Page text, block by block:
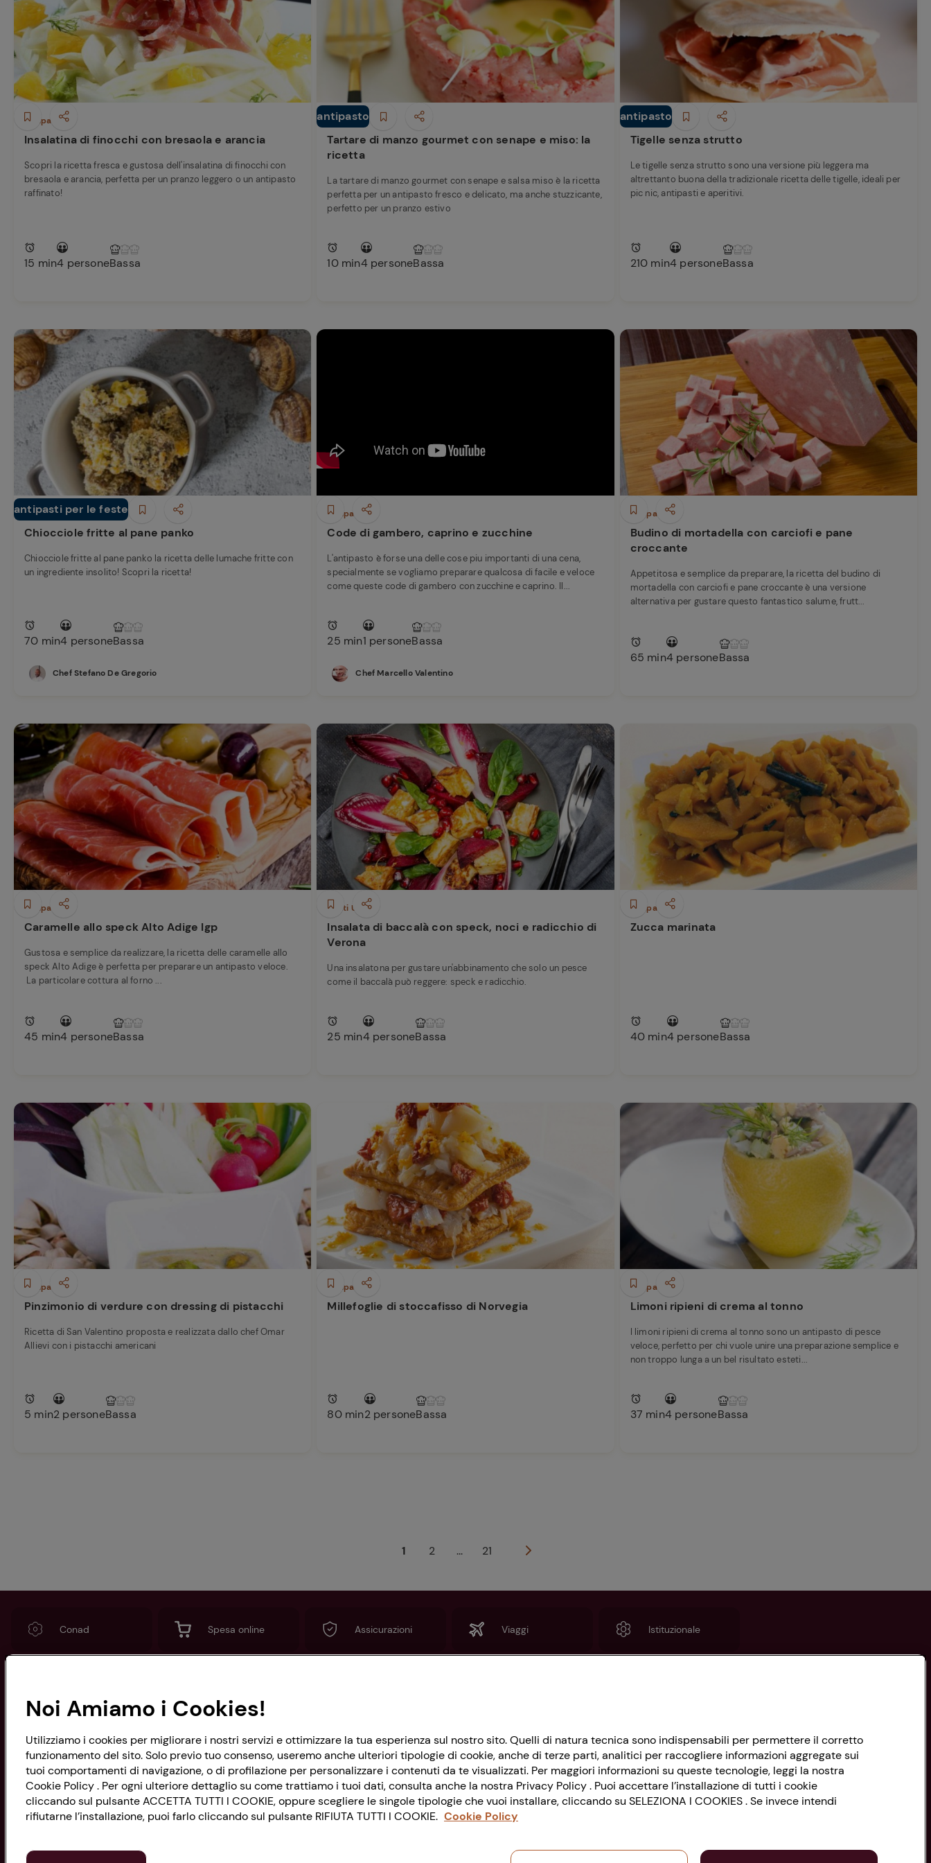
Cavolo romanesco al
forno con ‘nduja
Tagliolini freschi con
limone nero bruciato,
Caciocavallo, burro e
scampi
Finferli, animelle e
salsa ai frutti rossi
Bisque di gamberi:
l'ideale per insaporire
i tuoi piatti di pesce!
Ricette di Plumcake:
tutte i modi per
prepararlo
Come affumicare:
legna ed erbe da
usare
Antipasti
Insalatina di finocchi con bresaola e arancia
Scopri la ricetta fresca e gustosa dell'insalatina di finocchi con
bresaola e arancia, perfetta per un pranzo leggero o un antipasto
raffinato!
15 min4 personeBassa
antipasto
Antipasti
Tartare di manzo gourmet con senape e miso: la
ricetta
La tartare di manzo gourmet con senape e salsa miso è la ricetta
perfetta per un antipasto fresco e delicato, ma anche stuzzicante,
perfetto per un pranzo estivo
10 min4 personeBassa
antipasto
Antipasti
Tigelle senza strutto
Le tigelle senza strutto sono una versione più leggera ma
altrettanto buona della tradizionale ricetta delle tigelle, ideali per
pic nic, antipasti e aperitivi.
210 min4 personeBassa
antipasti per le feste
Antipasti
Chiocciole fritte al pane panko
Chiocciole fritte al pane panko la ricetta delle lumache fritte con
un ingrediente insolito! Scopri la ricetta!
70 min4 personeBassa
Chef Stefano De Gregorio
Antipasti
Code di gambero, caprino e zucchine
L'antipasto è forse una delle cose piu importanti di una cena,
specialmente se vogliamo preparare qualcosa di facile e veloce
come queste code di gambero con zucchine e caprino. Il...
25 min1 personeBassa
Chef Marcello Valentino
Antipasti
Budino di mortadella con carciofi e pane
croccante
Appetitosa e semplice da preparare, la ricetta del budino di
mortadella con carciofi e pane croccante è una versione
alternativa per gustare questo fantastico salume, frutt...
65 min4 personeBassa
Antipasti
Caramelle allo speck Alto Adige Igp
Gustosa e semplice da realizzare, la ricetta delle caramelle allo
speck Alto Adige è perfetta per preparare un antipasto veloce.
La particolare cottura al forno ...
45 min4 personeBassa
Piatti Unici
Insalata di baccalà con speck, noci e radicchio di
Verona
Una insalatona per gustare un'abbinamento che solo un pesce
come il baccalà può reggere: speck e radicchio.
25 min4 personeBassa
Antipasti
Zucca marinata
40 min4 personeBassa
Antipasti
Pinzimonio di verdure con dressing di pistacchi
Ricetta di San Valentino proposta e realizzata dallo chef Omar
Allievi con i pistacchi americani
5 min2 personeBassa
Antipasti
Millefoglie di stoccafisso di Norvegia
80 min2 personeBassa
Antipasti
Limoni ripieni di crema al tonno
I limoni ripieni di crema al tonno sono un antipasto di pesce
veloce, perfetto per chi vuole unire una preparazione semplice e
non troppo lunga a un bel risultato esteti...
37 min4 personeBassa
1 2 ... 21
Conad Spesa online Assicurazioni Viaggi Istituzionale
Privacy Policy
Cookie Policy
Impostazioni Cookie
Accessibilità
CONAD SOCIETÀ COOPERATIVA
Via Michelino, 59 | 40127 BOLOGNA
Codice Fiscale e Registro Imprese
di Bologna 00865960157
PARTITA IVA 03320960374
Servizio clienti
Ricette preferite
Noi Amiamo i Cookies!
Utilizziamo i cookies per migliorare i nostri servizi e ottimizzare la tua esperienza sul nostro sito. Quelli di natura tecnica sono indispensabili per permettere il corretto
funzionamento del sito. Solo previo tuo consenso, useremo anche ulteriori tipologie di cookie, anche di terze parti, analitici per raccogliere informazioni aggregate sui
tuoi comportamenti di navigazione, o di profilazione per personalizzare i contenuti da te visualizzati. Per maggiori informazioni su queste tecnologie, leggi la nostra
Cookie Policy . Per ogni ulteriore dettaglio su come trattiamo i tuoi dati, consulta anche la nostra Privacy Policy . Puoi accettare l’installazione di tutti i cookie
cliccando sul pulsante ACCETTA TUTTI I COOKIE, oppure scegliere le singole tipologie che vuoi installare, cliccando su SELEZIONA I COOKIES . Se invece intendi
rifiutarne l’installazione, puoi farlo cliccando sul pulsante RIFIUTA TUTTI I COOKIE. Cookie Policy